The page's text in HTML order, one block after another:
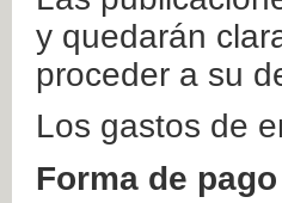
y quedarán
proceder a su
Los gastos de
Forma de pago